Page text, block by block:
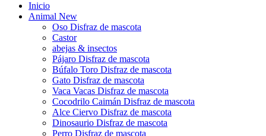
Inicio
Animal New
Oso Disfraz de mascota
Castor
abejas & insectos
Pájaro Disfraz de mascota
Búfalo Toro Disfraz de mascota
Gato Disfraz de mascota
Vaca Vacas Disfraz de mascota
Cocodrilo Caimán Disfraz de mascota
Alce Ciervo Disfraz de mascota
Dinosaurio Disfraz de mascota
Perro Disfraz de mascota